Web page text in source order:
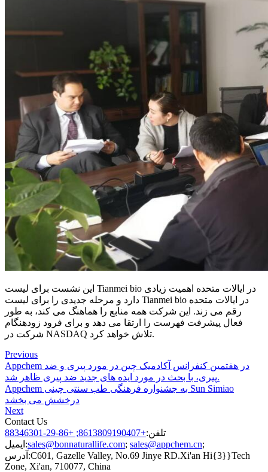
این نشست برای لیست Tianmei bio در ایالات متحده اهمیت زیادی
دارد و مرحله جدیدی را برای لیست Tianmei bio در ایالات متحده
رقم می زند. این شرکت همه منابع را هماهنگ می کند، به طور
فعال پیشرفت فهرست را ارتقا می دهد و برای فرود زودهنگام
شرکت در NASDAQ تلاش خواهد کرد.
Previous
Appchem در هفتمین کنفرانس آکادمیک چین در مورد پیری و ضد
پیری، با بحث در مورد ایده های جدید ضد پیری ظاهر شد.
Appchem به جشنواره فرهنگی طب سنتی چینی Sun Simiao
درخشش می بخشد
Next
Contact Us
تلفن:+8613809190407; +86-29-88346301
ایمیل:sales@bonnaturallife.com; sales@appchem.cn;
آدرس:C601, Gazelle Valley, No.69 Jinye RD.Xi'an Hi{3}}Tech
Zone, Xi'an, 710077, China